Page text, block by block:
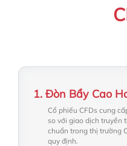
1. Đòn Bẩy Cao
Cổ phiếu CFDs cung
so với giao dịch truyền
chuẩn trong thị trường
quy định.